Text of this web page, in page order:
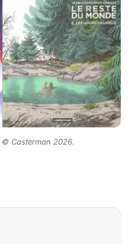
© Casterman 2026.